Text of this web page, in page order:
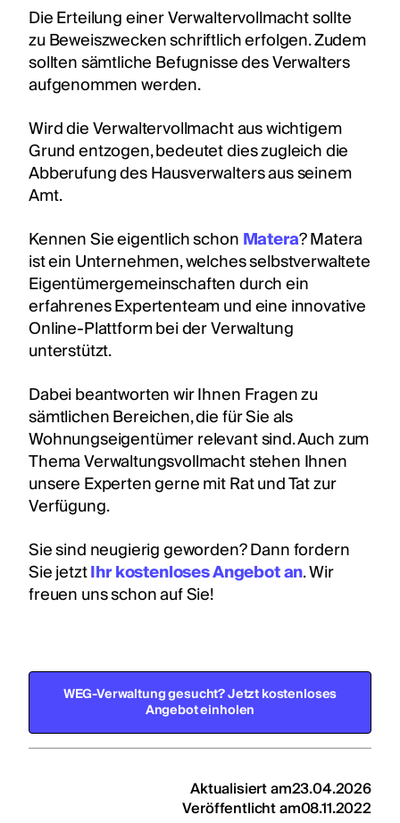
Die Erteilung einer Verwaltervollmacht sollte
zu Beweiszwecken schriftlich erfolgen. Zudem
sollten sämtliche Befugnisse des Verwalters
aufgenommen werden.
Wird die Verwaltervollmacht aus wichtigem
Grund entzogen, bedeutet dies zugleich die
Abberufung des Hausverwalters aus seinem
Amt.
Kennen Sie eigentlich schonMatera? Matera
ist ein Unternehmen, welches selbstverwaltete
Eigentümergemeinschaften durch ein
erfahrenes Expertenteam und eine innovative
Online-Plattform bei der Verwaltung
unterstützt.
Dabei beantworten wir Ihnen Fragen zu
sämtlichen Bereichen, die für Sie als
Wohnungseigentümer relevant sind. Auch zum
Thema Verwaltungsvollmacht stehen Ihnen
unsere Experten gerne mit Rat und Tat zur
Verfügung.
Sie sind neugierig geworden? Dann fordern
Sie jetztIhr kostenloses Angebot an. Wir
freuen uns schon auf Sie!
WEG-Verwaltung gesucht? Jetzt kostenloses
Angebot einholen
Aktualisiert am23.04.2026
Veröffentlicht am08.11.2022